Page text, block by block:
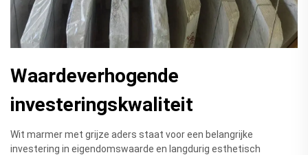
Waardeverhogende
investeringskwaliteit
Wit marmer met grijze aders staat voor een belangrijke
investering in eigendomswaarde en langdurig esthetisch